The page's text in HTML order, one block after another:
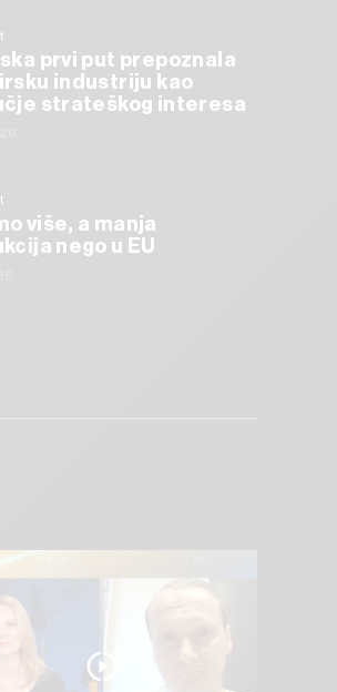
prvi put prepoznala
industriju kao
strateškog interesa
više, a manja
nego u EU